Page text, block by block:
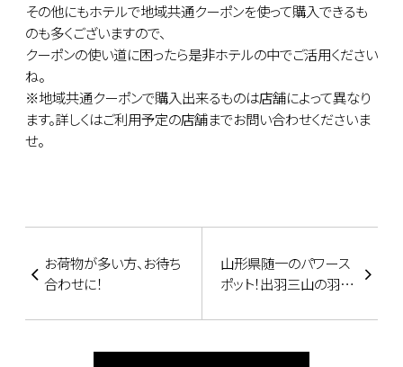
その他にもホテルで地域共通クーポンを使って購入できるも
のも多くございますので、
クーポンの使い道に困ったら是非ホテルの中でご活用ください
ね。
※地域共通クーポンで購入出来るものは店舗によって異なり
ます。詳しくはご利用予定の店舗までお問い合わせくださいま
せ。
お荷物が多い方、お待ち
合わせに！
山形県随一のパワース
ポット！出羽三山の羽黒